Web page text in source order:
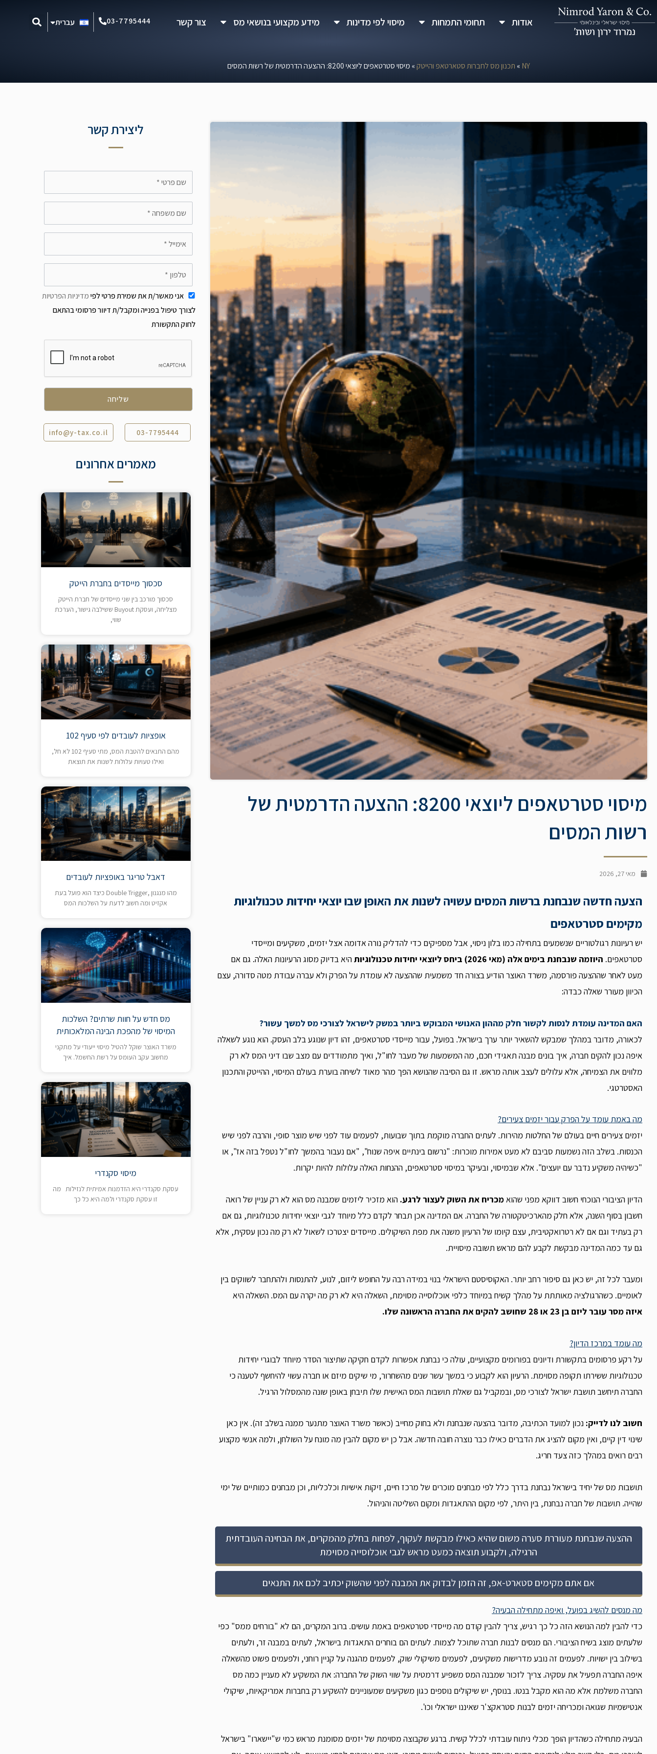
דילוג
לתוכן
אודות תחומי התמחות מיסוי לפי מדינות מידע מקצועי בנושאי מס צור קשר 03-7795444 עברית
Português
NY
» תכנון מס לחברות סטארטאפ והייטק» מיסוי סטרטאפים ליוצאי 8200: ההצעה הדרמטית של רשות המסים
מיסוי סטרטאפים ליוצאי 8200: ההצעה הדרמטית של
רשות המסים
מאי 27, 2026
הצעה חדשה שנבחנת ברשות המסים עשויה לשנות את האופן שבו יוצאי יחידות טכנולוגיות
מקימים סטרטאפים
יש רעיונות רגולטוריים שנשמעים בתחילה כמו בלון ניסוי, אבל מספיקים כדי להדליק נורה אדומה אצל יזמים, משקיעים ומייסדי
סטרטאפים. היוזמה שנבחנת בימים אלה (מאי 2026) ביחס ליוצאי יחידות טכנולוגיות
היא בדיוק מסוג הרעיונות האלה. גם אם
מעט לאחר שההצעה פורסמה, משרד האוצר הודיע בצורה חד משמעית שההצעה לא עומדת על הפרק ולא עברה עבודת מטה סדורה, עצם
הכיוון מעורר שאלה כבדה:
האם המדינה עומדת לנסות לקשור חלק מההון האנושי המבוקש ביותר במשק לישראל לצורכי מס למשך עשור?
לכאורה, מדובר במהלך שמבקש להשאיר יותר ערך בישראל. בפועל, עבור מייסדי סטרטאפים, זהו דיון שנוגע בלב העסק. הוא נוגע לשאלה
איפה נכון להקים חברה, איך בונים מבנה תאגידי חכם, מה המשמעות של מעבר לחו"ל, ואיך מתמודדים עם מצב שבו דיני המס לא רק
מלווים את הצמיחה, אלא עלולים לעצב אותה מראש. זו גם הסיבה שהנושא הפך מהר מאוד לשיחה בוערת בעולם המיסוי, ההייטק והתכנון
האסטרטגי.
מה באמת עומד על הפרק עבור יזמים צעירים?
יזמים צעירים חיים בעולם של החלטות מהירות. לעתים החברה מוקמת בתוך שבועות, לפעמים עוד לפני שיש מוצר סופי, והרבה לפני שיש
הכנסות. בשלב הזה נשמעות סביבם לא מעט אמירות מוכרות: "נרשום בינתיים איפה שנוח", "אם נעבור בהמשך לחו"ל נטפל בזה אז", או
"כשיהיה משקיע נדבר עם יועצים". אלא שבמיסוי, ובעיקר במיסוי סטרטאפים, ההנחות האלה עלולות להיות יקרות.
הדיון הציבורי הנוכחי חשוב דווקא מפני שהוא מכריח את השוק לעצור לרגע. הוא מזכיר ליזמים שמבנה מס הוא לא רק עניין של רואה
חשבון בסוף השנה, אלא חלק מהארכיטקטורה של החברה. אם המדינה אכן תבחר לקדם כלל מיוחד לגבי יוצאי יחידות טכנולוגיות, גם אם
רק בעתיד וגם אם לא רטרואקטיבית, עצם קיומו של הרעיון משנה את מפת השיקולים. מייסדים יצטרכו לשאול לא רק מה נכון עסקית, אלא
גם עד כמה המדינה מבקשת לקבע להם מראש תשובה מיסויית.
ומעבר לכל זה, יש כאן גם סיפור רחב יותר. האקוסיסטם הישראלי בנוי במידה רבה על החופש ליזום, לנוע, להתנסות ולהתחבר לשווקים בין
לאומיים. כשהרגולציה מאותתת על מהלך קשיח במיוחד כלפי אוכלוסייה מסוימת, השאלה היא לא רק מה יקרה עם המס. השאלה היא
איזה מסר עובר ליזם בן 23 או 28 שחושב להקים את החברה הראשונה שלו.
מה עומד במרכז הדיון?
על רקע פרסומים בתקשורת ודיונים בפורומים מקצועיים, עולה כי נבחנת אפשרות לקדם חקיקה שתיצור הסדר מיוחד לבוגרי יחידות
טכנולוגיות ששירתו תקופה מסוימת. הרעיון הוא לקבוע כי במשך עשר שנים מהשחרור, מי שיקים מיזם או חברה עשוי להיחשף לטענה כי
החברה תיחשב תושבת ישראל לצורכי מס, ובמקביל גם שאלת תושבות המס האישית שלו תיבחן באופן שונה מהמסלול הרגיל.
חשוב לנו לדייק: נכון למועד הכתיבה, מדובר בהצעה שנבחנת ולא בחוק מחייב (כאשר משרד האוצר מתנער ממנה בשלב זה). אין כאן
שינוי דין קיים, ואין מקום להציג את הדברים כאילו כבר נוצרה חובה חדשה. אבל כן יש מקום להבין מה מונח על השולחן, ולמה אנשי מקצוע
רבים רואים במהלך כזה צעד חריג.
תושבות מס של יחיד בישראל נבחנת בדרך כלל לפי מבחנים מוכרים של מרכז חיים, זיקות אישיות וכלכליות, וכן מבחנים כמותיים של ימי
שהייה. תושבות של חברה נבחנת, בין היתר, לפי מקום ההתאגדות ומקום השליטה והניהול.
ההצעה שנבחנת מעוררת סערה משום שהיא כאילו מבקשת לעקוף, לפחות בחלק מהמקרים, את הבחינה העובדתית
הרגילה, ולקבוע תוצאה כמעט מראש לגבי אוכלוסייה מסוימת
אם אתם מקימים סטארט-אפ, זה הזמן לבדוק את המבנה לפני שהשוק יכתיב לכם את התנאים
מה מנסים להשיג בפועל, ואיפה מתחילה הבעיה?
כדי להבין למה הנושא הזה כל כך רגיש, צריך להבין קודם מה מייסדי סטרטאפים באמת עושים. ברוב המקרים, הם לא "בורחים ממס" כפי
שלעתים מוצג בשיח הציבורי. הם מנסים לבנות חברה שתוכל לצמוח. לעתים הם בוחרים התאגדות בישראל, לעתים במבנה זר, ולעתים
בשילוב בין ישויות. לפעמים זה נובע מדרישות משקיעים, לפעמים משיקולי שוק, לפעמים מהגנה על קניין רוחני, ולפעמים פשוט מהשאלה
איפה החברה תפעיל את עסקיה. צריך לזכור שמבנה המס משפיע דרמטית על שווי השוק של החברה: את המשקיע לא מעניין כמה מס
החברה משלמת אלא מה הוא מקבל בנטו. בנוסף, יש שיקולים נוספים כגון משקיעים שמעוניינים להשקיע רק בחברות אמריקאיות, שיקולי
אנטישמיות שגואה ומכריחה יזמים לבנות סטראקצ'ר שאיננו ישראלי וכו'.
הבעיה מתחילה כשהדיון הופך מכלי ניתוח עובדתי לכלל קשיח. ברגע שקבוצה מסוימת של יזמים מסומנת מראש כמי ש"יישארו" בישראל
ליצירת קשר
אני מאשר/ת את שמירת פרטי לפימדיניות הפרטיות
לצורך טיפול בפנייה ומקבל/ת דיוור פרסומי בהתאם
לחוק התקשורת
03-7795444
info@y-tax.co.il
מאמרים אחרונים
סכסוך מייסדים בחברת הייטק
סכסוך מורכב בין שני מייסדים של חברת הייטק
מצליחה, ועסקת Buyout ששילבה גישור, הערכת
שווי,
אופציות לעובדים לפי סעיף 102
מהם התנאים להטבת המס, מתי סעיף 102 לא חל,
ואילו טעויות עלולות לשנות את תוצאת
דאבל טריגר באופציות לעובדים
מהו מנגנון ,Double Trigger כיצד הוא פועל בעת
אקזיט ומה חשוב לדעת על השלכות המס
מס חדש על חוות שרתים? השלכות
המיסוי של מהפכת הבינה המלאכותית
משרד האוצר שוקל להטיל מיסוי ייעודי על מתקני
מחשוב עקב העומס על רשת החשמל. איך
מיסוי סקנדרי
עסקת סקנדרי היא הזדמנות אמיתית לנזילות מה
זו עסקת סקנדרי ולמה היא כל כך